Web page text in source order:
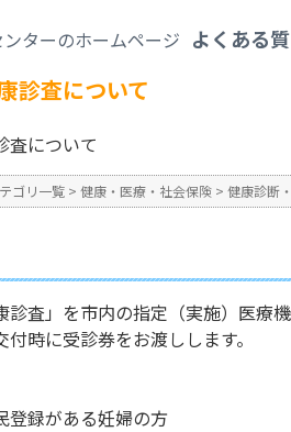
よくある
診査について
査について
ゴリ一覧 > 健康・医療・社会保険 > 健康診断
診査」を市内の指定（実施）医
時に受診券をお渡しします。
登録がある妊婦の方